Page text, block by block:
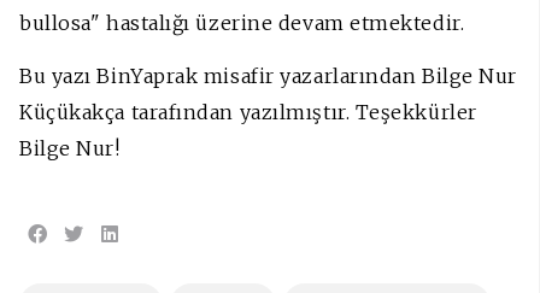
bullosa" hastalığı üzerine devam etmektedir.
Bu yazı BinYaprak misafir yazarlarından Bilge Nur
Küçükakça tarafından yazılmıştır. Teşekkürler
Bilge Nur!